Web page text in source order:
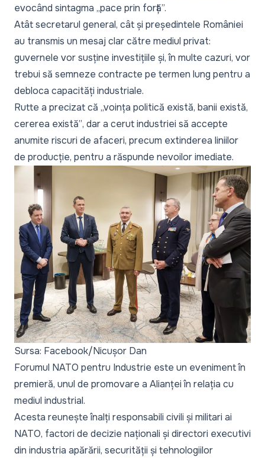
evocând sintagma „pace prin forță”.
Atât secretarul general, cât și președintele României
au transmis un mesaj clar către mediul privat:
guvernele vor susține investițiile și, în multe cazuri, vor
trebui să semneze contracte pe termen lung pentru a
debloca capacități industriale.
Rutte a precizat că „voința politică există, banii există,
cererea există”, dar a cerut industriei să accepte
anumite riscuri de afaceri, precum extinderea liniilor
de producție, pentru a răspunde nevoilor imediate.
Sursa: Facebook/Nicușor Dan
Forumul NATO pentru Industrie este un eveniment în
premieră, unul de promovare a Alianței în relația cu
mediul industrial.
Acesta reunește înalți responsabili civili și militari ai
NATO, factori de decizie naționali și directori executivi
din industria apărării, securității și tehnologiilor